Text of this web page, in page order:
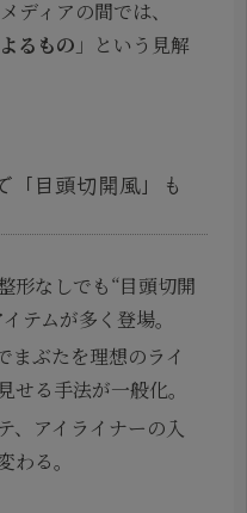
ディアの間では、
るもの 」という見解
目頭切開風」も
形なしでも“目頭切開
テムが多く登場。
まぶたを理想のライ
せる手法が一般化。
、アイライナーの入
る。